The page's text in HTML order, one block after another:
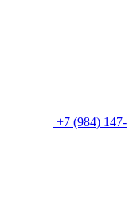
+7 (984) 147-